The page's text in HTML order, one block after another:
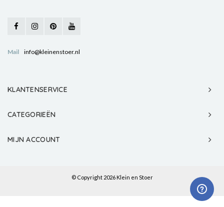
Mail info@kleinenstoer.nl
KLANTENSERVICE
CATEGORIEËN
MIJN ACCOUNT
© Copyright 2026 Klein en Stoer